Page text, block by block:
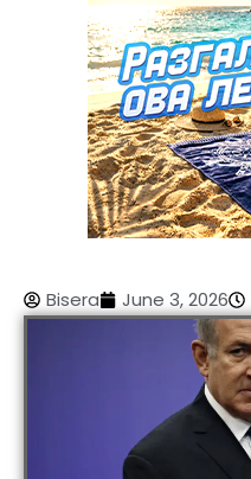
Bisera June 3, 2026